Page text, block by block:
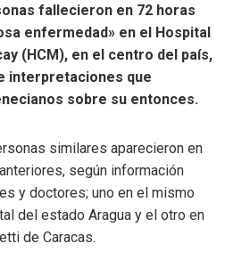
fallecieron en 72 horas
enfermedad» en el Hospital
(HCM), en el centro del país,
interpretaciones que
sobre su entonces.
similares aparecieron en
según información
y doctores; uno en el mismo
del estado Aragua y el otro en
de Caracas.